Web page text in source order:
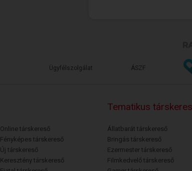
Ügyfélszolgálat ÁSZF
Online társkereső
Fényképes társkereső
Új társkereső
Keresztény társkereső
Tematikus
Állatbarát társkereső
Bringás társkereső
Ezermester társkereső
Filmkedvelő társkereső